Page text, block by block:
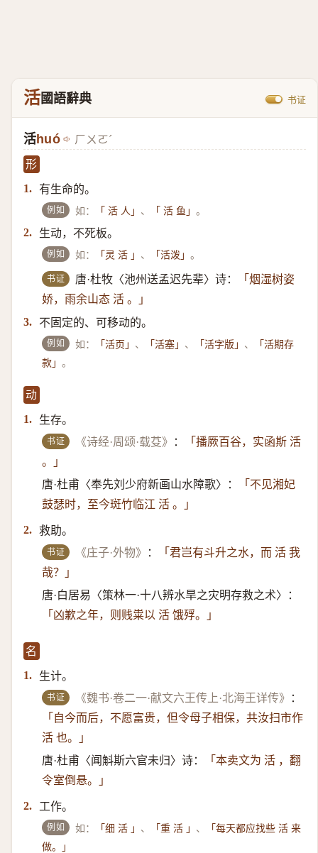
活國語辭典 书证
活huó ㄏㄨㄛˊ
形
1. 有生命的。
例如 如： 「 活 人」 、 「 活 鱼」。
2. 生动，不死板。
例如 如： 「灵 活 」 、 「活泼」。
书证 唐·杜牧〈池州送孟迟先辈〉诗：
「烟湿树姿
娇，雨余山态 活 。」
3.
不固定的、可移动的。
例如 如： 「活页」 、 「活塞」 、 「活字版」 、
「活期存
款」 。
动
1.
生存。
书证 《诗经·周颂·载芟》 ：
「播厥百谷，实函斯 活
。」
唐·杜甫〈奉先刘少府新画山水障歌〉：
「不见湘妃
鼓瑟时，至今斑竹临江 活 。」
2. 救助。
书证 《庄子·外物》 ：
「君岂有斗升之水，而 活 我
哉？」
唐·白居易〈策林一·十八辨水旱之灾明存救之术〉：
「凶歉之年，则贱粜以 活 饿殍。」
名
1.
生计。
书证 《魏书·卷二一·献文六王传上·北海王详传》
：
「自今而后，不愿富贵，但令母子相保，共汝扫市作
活 也。」
唐·杜甫〈闻斛斯六官未归〉诗：
「本卖文为 活 ，翻
令室倒悬。」
2. 工作。
例如 如： 「细 活 」 、 「重 活 」 、
「每天都应找些 活 来
做。」